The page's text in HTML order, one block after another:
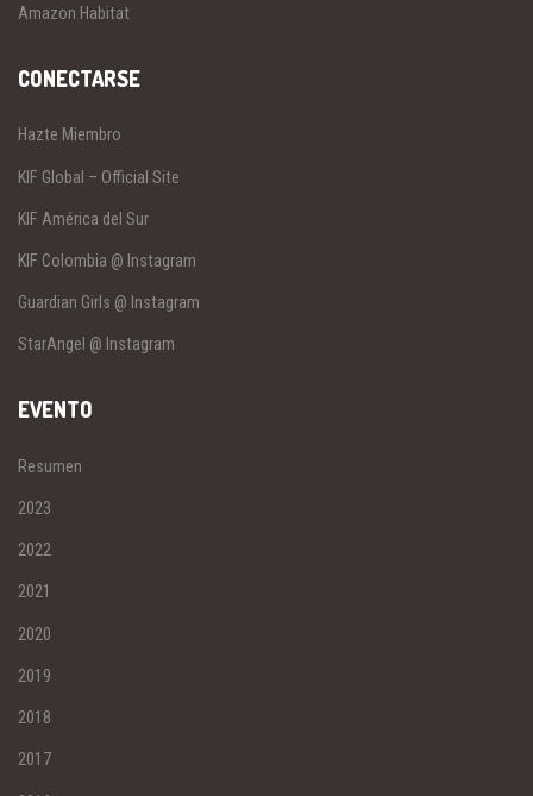
Amazon Habitat
CONECTARSE
Hazte Miembro
KIF Global – Official Site
KIF América del Sur
KIF Colombia @ Instagram
Guardian Girls @ Instagram
StarAngel @ Instagram
EVENTO
Resumen
2023
2022
2021
2020
2019
2018
2017